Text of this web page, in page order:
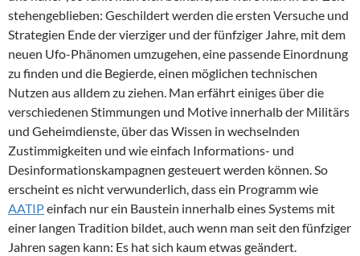
stehengeblieben: Geschildert werden die ersten Versuche und
Strategien Ende der vierziger und der fünfziger Jahre, mit dem
neuen Ufo-Phänomen umzugehen, eine passende Einordnung
zu finden und die Begierde, einen möglichen technischen
Nutzen aus alldem zu ziehen. Man erfährt einiges über die
verschiedenen Stimmungen und Motive innerhalb der Militärs
und Geheimdienste, über das Wissen in wechselnden
Zustimmigkeiten und wie einfach Informations- und
Desinformationskampagnen gesteuert werden können. So
erscheint es nicht verwunderlich, dass ein Programm wie
AATIPeinfach nur ein Baustein innerhalb eines Systems mit
einer langen Tradition bildet, auch wenn man seit den fünfziger
Jahren sagen kann: Es hat sich kaum etwas geändert.